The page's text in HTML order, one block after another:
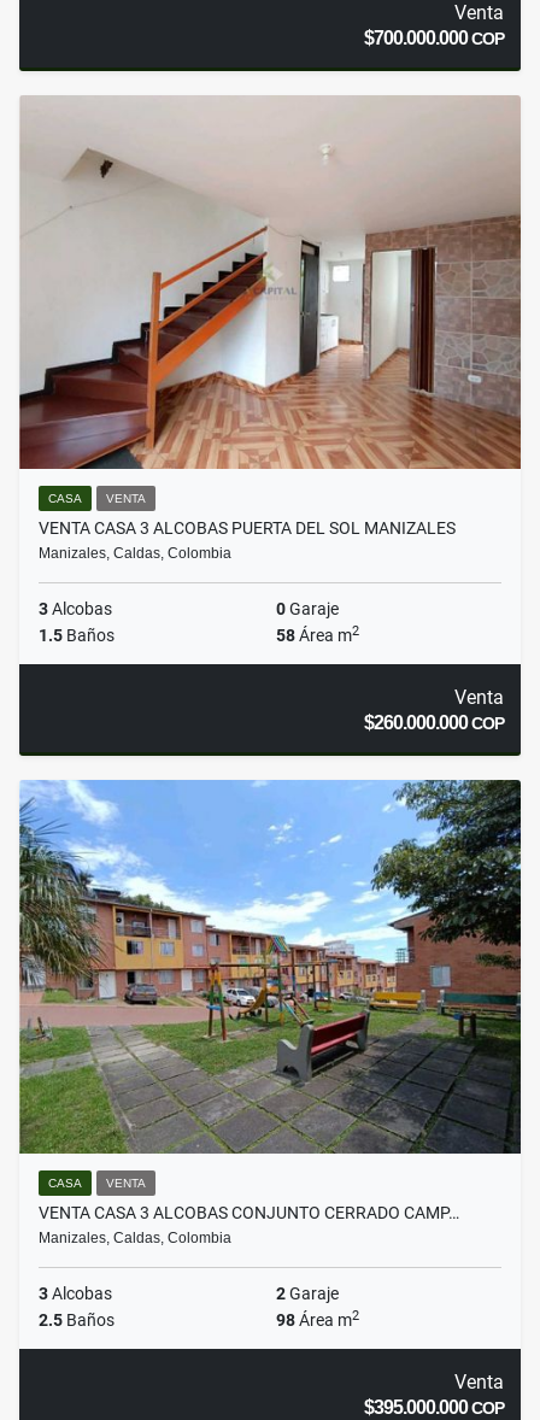
Venta
$700.000.000COP
CASA VENTA
VENTA CASA 3 ALCOBAS PUERTA DEL SOL MANIZALES
Manizales, Caldas, Colombia
3Alcobas 0Garaje
1.5 Baños 58Área m2
Venta
$260.000.000COP
CASA VENTA
VENTA CASA 3 ALCOBAS CONJUNTO CERRADO CAMP…
Manizales, Caldas, Colombia
3Alcobas 2Garaje
2.5 Baños 98Área m2
Venta
$395.000.000COP